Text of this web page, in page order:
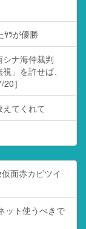
ﾂが優勝
シナ海仲裁判
」を許せば、
］
てくれて
面赤カビツイ
ット使うべきで